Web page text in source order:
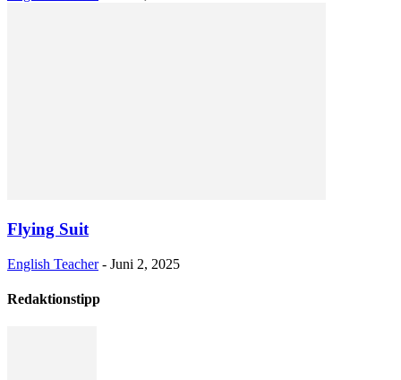
Flying Suit
English Teacher - Juni 2, 2025
Redaktionstipp